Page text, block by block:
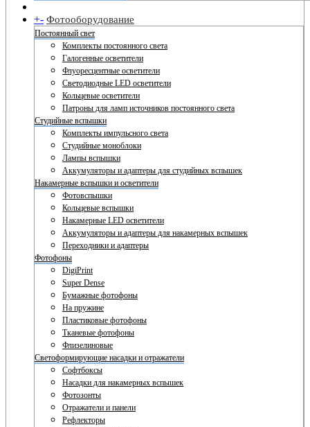
+- Фотооборудование
Постоянный свет
Комплекты постоянного света
Галогенные осветители
Флуоресцентные осветители
Светодиодные LED осветители
Кольцевые осветители
Патроны для ламп источников постоянного света
Студийные вспышки
Комплекты импульсного света
Студийные моноблоки
Лампы вспышки
Аккумуляторы и адаптеры для студийных вспышек
Накамерные вспышки и осветители
Фотовспышки
Кольцевые вспышки
Накамерные LED осветители
Аккумуляторы и адаптеры для накамерных вспышек
Переходники и адаптеры
Фотофоны
DigiPrint
Super Dense
Бумажные фотофоны
На пружине
Пластиковые фотофоны
Тканевые фотофоны
Флизелиновые
Светоформирующие насадки и отражатели
Софтбоксы
Насадки для накамерных вспышек
Фотозонты
Отражатели и панели
Рефлекторы